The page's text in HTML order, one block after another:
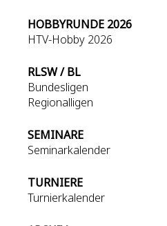
HOBBYRUNDE 2026
HTV-Hobby 2026
RLSW / BL
Bundesligen
Regionalligen
SEMINARE
Seminarkalender
TURNIERE
Turnierkalender